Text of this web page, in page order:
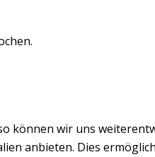
können wir uns
anbieten. Dies